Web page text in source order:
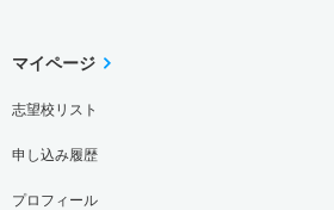
マイページ
志望校リスト
申し込み履歴
プロフィール